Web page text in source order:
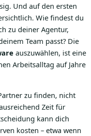
Und auf den ersten
Wie findest du
zu deiner Agentur,
Team passt? Die
auszuwählen, ist eine
Arbeitsalltag auf Jahre
zu finden, nicht
Zeit für
kann dich
kosten – etwa wenn